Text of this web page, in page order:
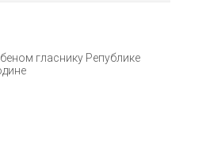
гласнику Републике